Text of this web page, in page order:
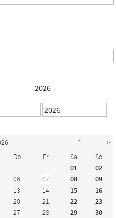
*
>
Do Fr Sa
So
01
02
06 07 08
09
13 14 15
16
20 21 22
23
27 28 29
30